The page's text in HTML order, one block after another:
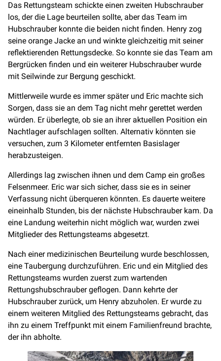
Das Rettungsteam schickte einen zweiten Hubschrauber
los, der die Lage beurteilen sollte, aber das Team im
Hubschrauber konnte die beiden nicht finden. Henry zog
seine orange Jacke an und winkte gleichzeitig mit seiner
reflektierenden Rettungsdecke. So konnte sie das Team am
Bergrücken finden und ein weiterer Hubschrauber wurde
mit Seilwinde zur Bergung geschickt.
Mittlerweile wurde es immer später und Eric machte sich
Sorgen, dass sie an dem Tag nicht mehr gerettet werden
würden. Er überlegte, ob sie an ihrer aktuellen Position ein
Nachtlager aufschlagen sollten. Alternativ könnten sie
versuchen, zum 3 Kilometer entfernten Basislager
herabzusteigen.
Allerdings lag zwischen ihnen und dem Camp ein großes
Felsenmeer. Eric war sich sicher, dass sie es in seiner
Verfassung nicht überqueren könnten. Es dauerte weitere
eineinhalb Stunden, bis der nächste Hubschrauber kam. Da
eine Landung weiterhin nicht möglich war, wurden zwei
Mitglieder des Rettungsteams abgesetzt.
Nach einer medizinischen Beurteilung wurde beschlossen,
eine Taubergung durchzuführen. Eric und ein Mitglied des
Rettungsteams wurden zuerst zum wartenden
Rettungshubschrauber geflogen. Dann kehrte der
Hubschrauber zurück, um Henry abzuholen. Er wurde zu
einem weiteren Mitglied des Rettungsteams gebracht, das
ihn zu einem Treffpunkt mit einem Familienfreund brachte,
der ihn abholte.